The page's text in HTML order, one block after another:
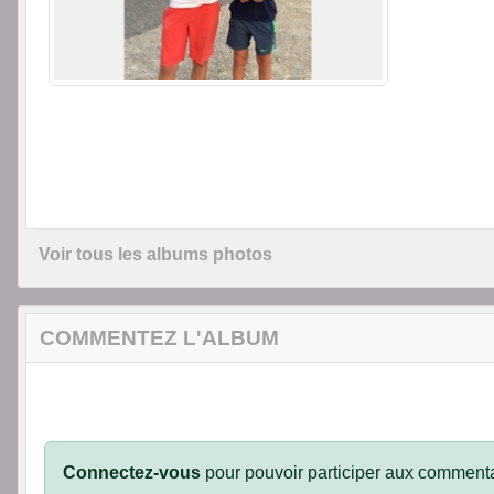
Voir tous les albums photos
COMMENTEZ L'ALBUM
Connectez-vous pour pouvoir participer aux